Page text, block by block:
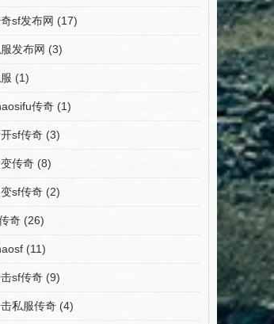
sf发布网 (17)
发布网 (3)
(1)
传奇 (1)
sf传奇 (3)
传奇 (8)
sf传奇 (2)
奇 (26)
(11)
sf传奇 (9)
私服传奇 (4)